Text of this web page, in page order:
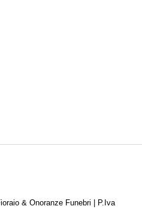
& Onoranze Funebri | P.Iva